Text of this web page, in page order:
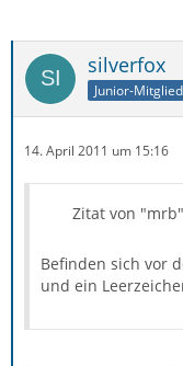
silverfox
Junior-Mitglied
14. April 2011 um 15:16
Zitat von "mrb"
Befinden sich vor
und ein